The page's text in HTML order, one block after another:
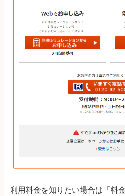
利用料金を知りたい場合は「料